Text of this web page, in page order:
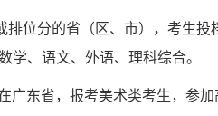
排位分的省（区、市），考生投
学、语文、外语、理科综合。
广东省，报考美术类考生，参